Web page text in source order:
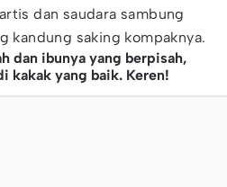
dan saudara sambung
kandung saking kompaknya.
dan ibunya yang berpisah,
kakak yang baik. Keren!